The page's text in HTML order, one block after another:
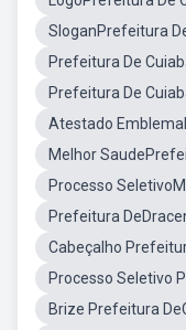
SloganPrefeitura
Prefeitura De
Prefeitura De
Atestado
Melhor
Processo
Prefeitura
Cabeçalho
Processo Seletivo
Brize Prefeitura